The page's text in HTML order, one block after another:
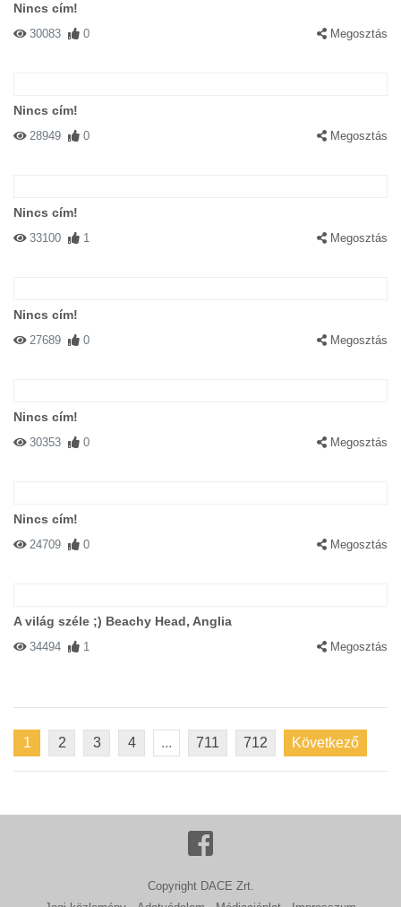
Nincs cím!
30083 0 Megosztás
Nincs cím!
28949 0 Megosztás
Nincs cím!
33100 1 Megosztás
Nincs cím!
27689 0 Megosztás
Nincs cím!
30353 0 Megosztás
Nincs cím!
24709 0 Megosztás
A világ széle ;) Beachy Head, Anglia
34494 1 Megosztás
1 2 3 4 ... 711 712 Következő
Copyright DACE Zrt.